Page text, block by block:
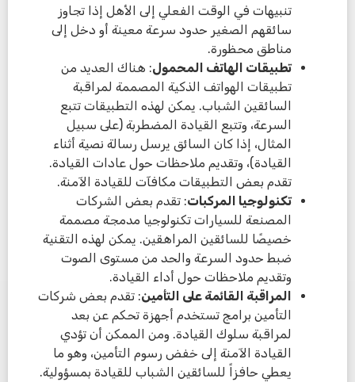
تنبيهات في الوقت الفعلي إلى الأهل إذا تجاوز
سائقهم الصغير حدود سرعة معينة أو دخل إلى
مناطق محظورة.
تطبيقات الهاتف المحمول: هناك العديد من
تطبيقات الهواتف الذكية المصممة لمراقبة
السائقين الشباب. يمكن لهذه التطبيقات تتبع
السرعة، وتتبع القيادة المضطربة (على سبيل
المثال، إذا كان السائق يرسل رسالة نصية أثناء
القيادة)، وتقديم ملاحظات حول عادات القيادة.
تقدم بعض التطبيقات مكافآت للقيادة الآمنة.
تكنولوجيا المركبات: تقدم بعض الشركات
المصنعة للسيارات تكنولوجيا مدمجة مصممة
خصيصًا للسائقين المراهقين. يمكن لهذه التقنية
ضبط حدود السرعة والحد من مستوى الصوت
وتقديم ملاحظات حول أداء القيادة.
المراقبة القائمة على التأمين: تقدم بعض شركات
التأمين برامج تستخدم أجهزة تحكم عن بعد
لمراقبة سلوك القيادة. ومن الممكن أن تؤدي
القيادة الآمنة إلى خفض رسوم التأمين، وهو ما
يعطي حافزاً للسائقين الشباب للقيادة بمسؤولية.